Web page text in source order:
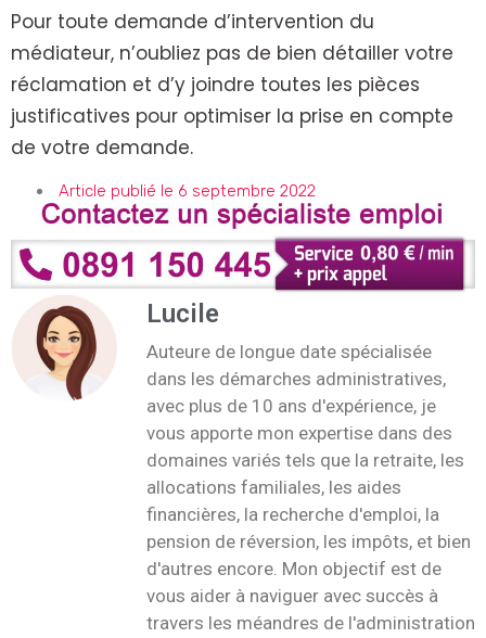
Pour toute demande d’intervention du
médiateur, n’oubliez pas de bien détailler votre
réclamation et d’y joindre toutes les pièces
justificatives pour optimiser la prise en compte
de votre demande.
Article publié le 6 septembre 2022
Lucile
Auteure de longue date spécialisée
dans les démarches administratives,
avec plus de 10 ans d'expérience, je
vous apporte mon expertise dans des
domaines variés tels que la retraite, les
allocations familiales, les aides
financières, la recherche d'emploi, la
pension de réversion, les impôts, et bien
d'autres encore. Mon objectif est de
vous aider à naviguer avec succès à
travers les méandres de l'administration